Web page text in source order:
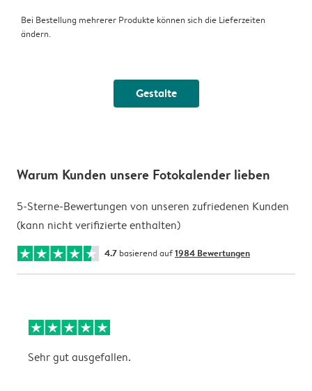
Bei Bestellung mehrerer Produkte können sich die Lieferzeiten
ändern.
Gestalte
Warum Kunden unsere Fotokalender lieben
5-Sterne-Bewertungen von unseren zufriedenen Kunden
(kann nicht verifizierte enthalten)
4.7 basierend auf1984 Bewertungen
Sehr gut ausgefallen.